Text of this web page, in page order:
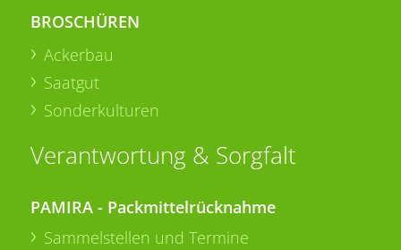
BROSCHÜREN
Ackerbau
Saatgut
Sonderkulturen
Verantwortung & Sorgfalt
PAMIRA - Packmittelrücknahme
Sammelstellen und Termine